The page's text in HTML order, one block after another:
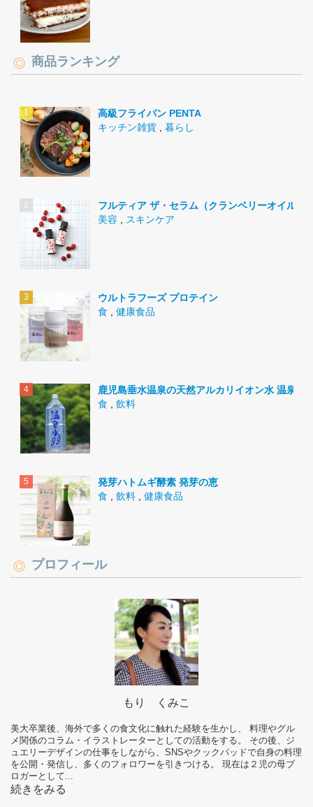
商品ランキング
高級フライパン PENTA
キッチン雑貨
暮らし
フルティア ザ・セラム（クランベリーオイル）
美容
スキンケア
ウルトラフーズ プロテイン
食
健康食品
鹿児島垂水温泉の天然アルカリイオン水 温泉水
食
飲料
発芽ハトムギ酵素 発芽の恵
食
飲料 健康食品
プロフィール
もり くみこ
美大卒業後、海外で多くの食文化に触れた経験を生かし、 料理やグル
メ関係のコラム・イラストレーターとしての活動をする。 その後、ジ
ュエリーデザインの仕事をしながら、SNSやクックパッドで自身の料理
を公開・発信し、多くのフォロワーを引きつける。 現在は２児の母ブ
ロガーとして...
続きをみる